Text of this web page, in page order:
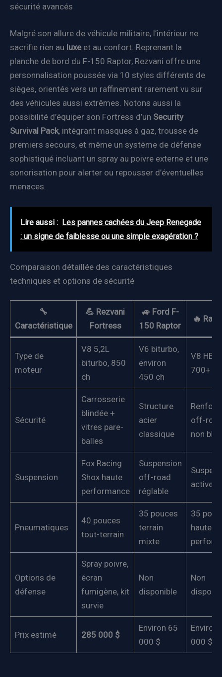
sécurité avancés
Malgré son allure de véhicule militaire, l’intérieur ne
sacrifie rien au luxeet au confort. Reprenant la
planche de bord du F-150 Raptor, Rezvani offre une
personnalisation poussée via 10 styles différents de
sièges, orientés vers un raffinement rarement vu sur
des véhicules aussi extrêmes. Notons aussi la
possibilité d’équiper son Fortress d’un Security
Survival Pack, intégrant masques à gaz, trousse de
premiers secours, et même un système de défense
sophistiqué incluant un spray au poivre externe et une
sonorisation pour alerter ou repousser d’éventuelles
menaces.
Lire aussi : Les pannes cachées du Jeep Renegade
: un signe de faiblesse ou une simple exagération ?
Comparaison détaillée des caractéristiques
techniques et options de sécurité
🔧
Caractéristique
💪 Rezvani
Fortress
🚙 Ford F-
150 Raptor
🔥 Ram
Type de
moteur
V8 5,2L
biturbo, 850
ch
V6 biturbo,
environ
450 ch
V8
700+ ch
Sécurité
Carrosserie
blindée +
vitres pare-
balles
Structure
acier
classique
off-
non
Suspension
Fox Racing
Shox haute
performance
Suspension
off-road
réglable
active
Pneumatiques
40 pouces
tout-terrain
35 pouces
terrain
mixte
35
haute
Options de
défense
Spray poivre,
écran
fumigène, kit
survie
Non
disponible
Non
Prix estimé 285 000 $
Environ 65
000 $
Environ
000 $